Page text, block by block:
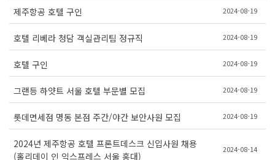
제주항공 호텔 구인 2024-08-19
호텔 리베라 청담 객실관리팀 정규직 2024-08-19
호텔 구인 2024-08-19
그랜등 하얏트 서울 호텔 부문별 모집 2024-08-19
롯데면세점 명동 본점 주간/야간 보안사원 모집 2024-08-19
2024년 제주항공 호텔 프론트데스크 신입사원 채용
(홀리데이 인 익스프레스 서울 홍대)
2024-08-14